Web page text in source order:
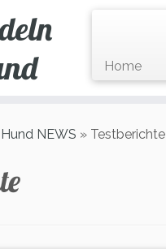
Home
NEWS » Testberichte